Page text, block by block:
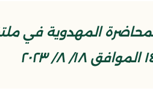
المهدوية في